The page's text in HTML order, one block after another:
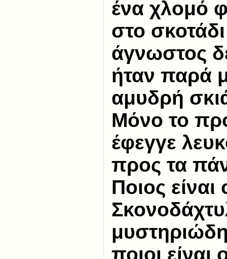
ένα χλομό
στο
άγνωστος
ήταν παρά
αμυδρή
Μόνο το
έφεγγε
προς τα
Ποιος είναι
ποιοι είναι